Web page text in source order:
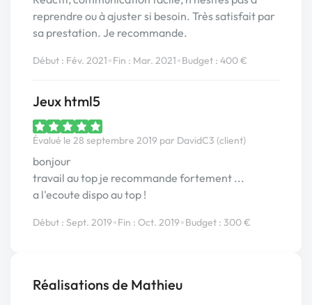
reprendre ou à ajuster si besoin. Très satisfait par
sa prestation. Je recommande.
Début : Fév. 2021•Fin : Mar. 2021•Budget : 400 €
Jeux html5
Évalué le 28 septembre 2019 par DavidC3 (client)
bonjour
travail au top je recommande fortement ...
a l'ecoute dispo au top !
Début : Sept. 2019•Fin : Oct. 2019•Budget : 300 €
Réalisations de Mathieu